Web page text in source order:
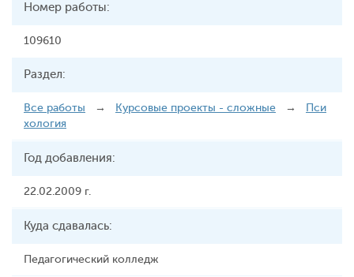
Номер работы:
109610
Раздел:
Все работы → Курсовые проекты - сложные →
Пси
хология
Год добавления:
22.02.2009 г.
Куда сдавалась:
Педагогический колледж